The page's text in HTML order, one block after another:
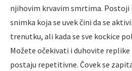
njihovim krvavim smrtima. Postoji
snimka koja se uvek čini da se
trenutku, ali kada se sve kockice
Možete očekivati i duhovite
postaju repetitivne. Čovek se